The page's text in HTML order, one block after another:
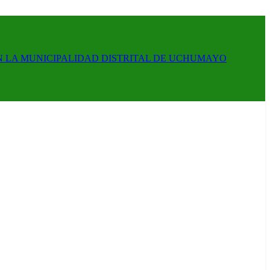
LA MUNICIPALIDAD DISTRITAL DE UCHUMAYO